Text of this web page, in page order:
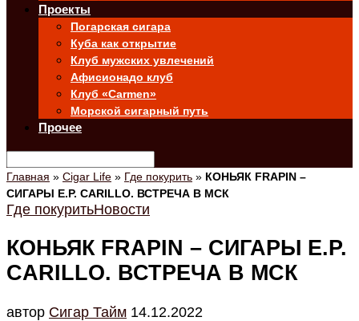
Проекты
Погарская сигара
Куба как открытие
Клуб мужских увлечений
Афисионадо клуб
Клуб «Carmen»
Морской сигарный путь
Прочее
Главная » Cigar Life » Где покурить » КОНЬЯК FRAPIN –
СИГАРЫ E.P. CARILLO. ВСТРЕЧА В МСК
Где покуритьНовости
КОНЬЯК FRAPIN – СИГАРЫ E.P.
CARILLO. ВСТРЕЧА В МСК
автор Cигар Тайм 14.12.2022